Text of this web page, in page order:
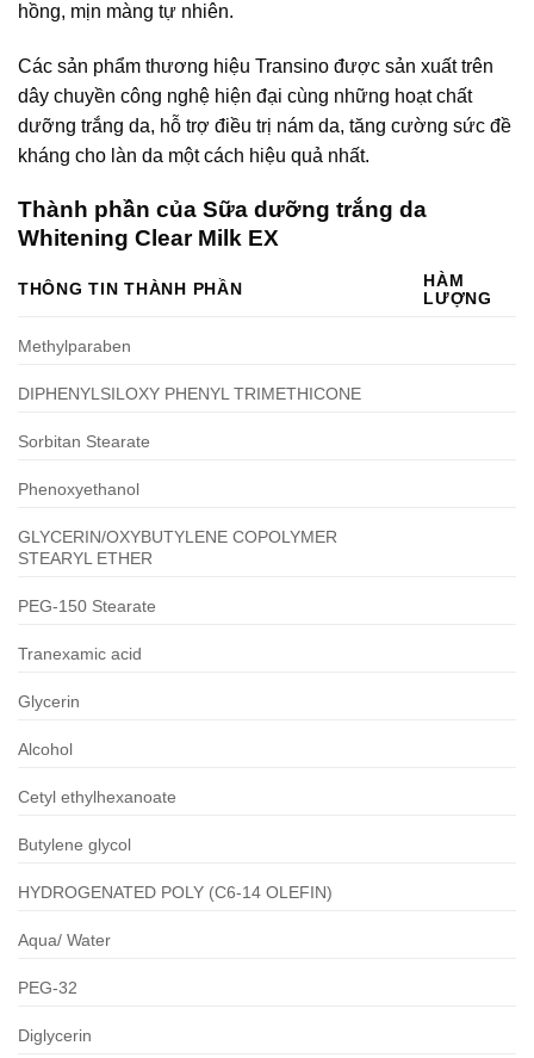
hồng, mịn màng tự nhiên.
Các sản phẩm thương hiệu Transino được sản xuất trên
dây chuyền công nghệ hiện đại cùng những hoạt chất
dưỡng trắng da, hỗ trợ điều trị nám da, tăng cường sức đề
kháng cho làn da một cách hiệu quả nhất.
Thành phần của Sữa dưỡng trắng da
Whitening Clear Milk EX
THÔNG TIN THÀNH PHẦN
HÀM
LƯỢNG
Methylparaben
DIPHENYLSILOXY PHENYL TRIMETHICONE
Sorbitan Stearate
Phenoxyethanol
GLYCERIN/OXYBUTYLENE COPOLYMER
STEARYL ETHER
PEG-150 Stearate
Tranexamic acid
Glycerin
Alcohol
Cetyl ethylhexanoate
Butylene glycol
HYDROGENATED POLY (C6-14 OLEFIN)
Aqua/ Water
PEG-32
Diglycerin